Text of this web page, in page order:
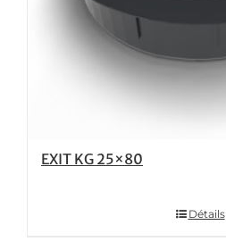
EXIT KG 25×80
Détails